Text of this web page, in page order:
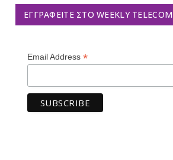
ΕΓΓΡΑΦΕΊΤΕ ΣΤΟ WEEKLY TELECOM
Email Address *